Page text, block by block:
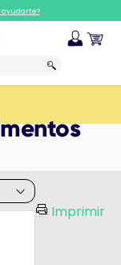
Imprimir
ayudarte?